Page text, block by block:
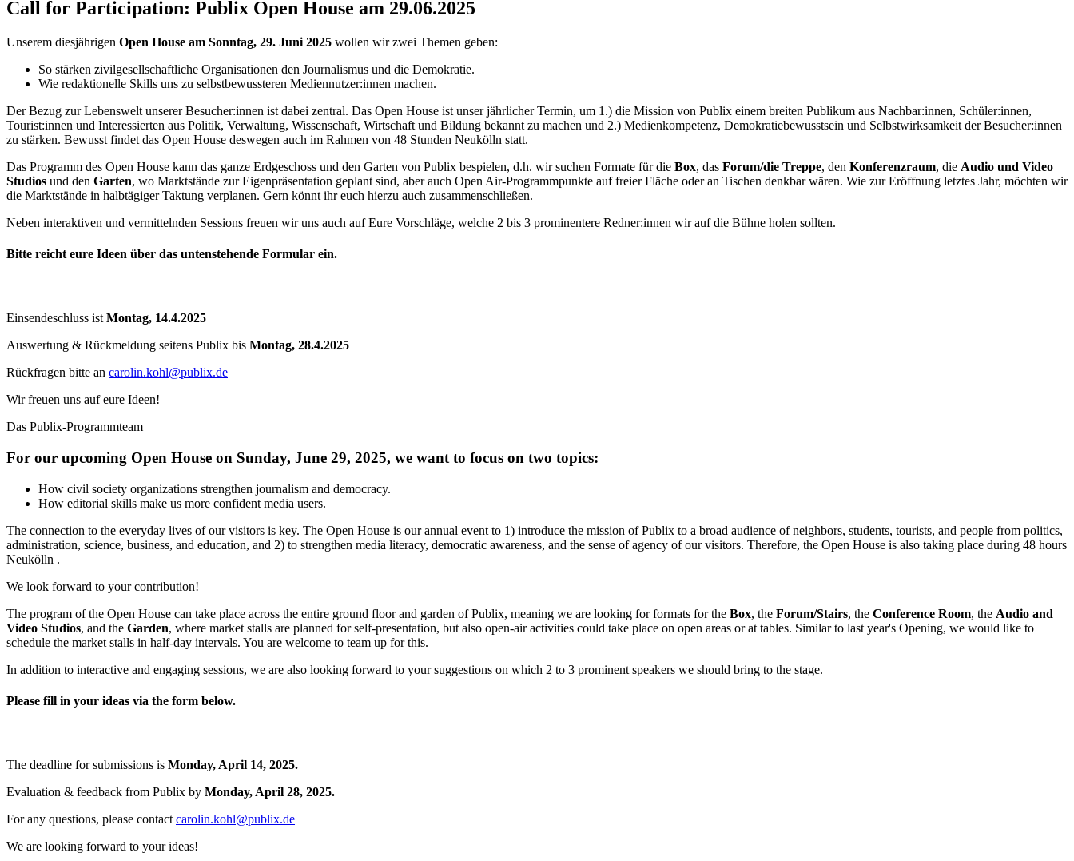
Call for Participation: Publix Open House am 29.06.2025
Unserem diesjährigen Open House am Sonntag, 29. Juni 2025 wollen wir zwei Themen geben:
So stärken zivilgesellschaftliche Organisationen den Journalismus und die Demokratie.
Wie redaktionelle Skills uns zu selbstbewussteren Mediennutzer:innen machen.
Der Bezug zur Lebenswelt unserer Besucher:innen ist dabei zentral. Das Open House ist unser jährlicher Termin, um 1.) die Mission von Publix einem breiten Publikum aus Nachbar:innen, Schüler:innen,
Tourist:innen und Interessierten aus Politik, Verwaltung, Wissenschaft, Wirtschaft und Bildung bekannt zu machen und 2.) Medienkompetenz, Demokratiebewusstsein und Selbstwirksamkeit der Besucher:innen
zu stärken. Bewusst findet das Open House deswegen auch im Rahmen von 48 Stunden Neukölln statt.
Das Programm des Open House kann das ganze Erdgeschoss und den Garten von Publix bespielen, d.h. wir suchen Formate für die Box, das Forum/die Treppe, den Konferenzraum, die Audio und Video
Studios und den Garten, wo Marktstände zur Eigenpräsentation geplant sind, aber auch Open Air-Programmpunkte auf freier Fläche oder an Tischen denkbar wären. Wie zur Eröffnung letztes Jahr, möchten wir
die Marktstände in halbtägiger Taktung verplanen. Gern könnt ihr euch hierzu auch zusammenschließen.
Neben interaktiven und vermittelnden Sessions freuen wir uns auch auf Eure Vorschläge, welche 2 bis 3 prominentere Redner:innen wir auf die Bühne holen sollten.
Bitte reicht eure Ideen über das untenstehende Formular ein.
Einsendeschluss ist Montag, 14.4.2025
Auswertung & Rückmeldung seitens Publix bis Montag, 28.4.2025
Rückfragen bitte an carolin.kohl@publix.de
Wir freuen uns auf eure Ideen!
Das Publix-Programmteam
For our upcoming Open House on Sunday, June 29, 2025, we want to focus on two topics:
How civil society organizations strengthen journalism and democracy.
How editorial skills make us more confident media users.
The connection to the everyday lives of our visitors is key. The Open House is our annual event to 1) introduce the mission of Publix to a broad audience of neighbors, students, tourists, and people from politics,
administration, science, business, and education, and 2) to strengthen media literacy, democratic awareness, and the sense of agency of our visitors. Therefore, the Open House is also taking place during 48 hours
Neukölln .
We look forward to your contribution!
The program of the Open House can take place across the entire ground floor and garden of Publix, meaning we are looking for formats for the Box, the Forum/Stairs, the Conference Room, the Audio and
Video Studios, and the Garden, where market stalls are planned for self-presentation, but also open-air activities could take place on open areas or at tables. Similar to last year's Opening, we would like to
schedule the market stalls in half-day intervals. You are welcome to team up for this.
In addition to interactive and engaging sessions, we are also looking forward to your suggestions on which 2 to 3 prominent speakers we should bring to the stage.
Please fill in your ideas via the form below.
The deadline for submissions is Monday, April 14, 2025.
Evaluation & feedback from Publix by Monday, April 28, 2025.
For any questions, please contact carolin.kohl@publix.de
We are looking forward to your ideas!